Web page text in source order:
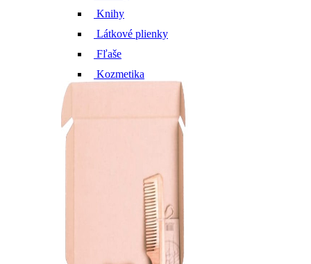
Knihy
Látkové plienky
Fľaše
Kozmetika